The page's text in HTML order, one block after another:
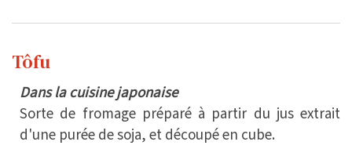
Tôfu
Dans la cuisine japonaise
Sorte de fromage préparé à partir du jus extrait
d'une purée de soja, et découpé en cube.